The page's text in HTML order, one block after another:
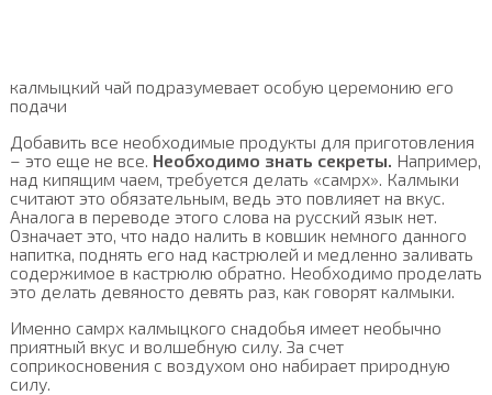
калмыцкий чай подразумевает особую церемонию его
подачи
Добавить все необходимые продукты для приготовления
– это еще не все. Необходимо знать секреты. Например,
над кипящим чаем, требуется делать «самрх». Калмыки
считают это обязательным, ведь это повлияет на вкус.
Аналога в переводе этого слова на русский язык нет.
Означает это, что надо налить в ковшик немного данного
напитка, поднять его над кастрюлей и медленно заливать
содержимое в кастрюлю обратно. Необходимо проделать
это делать девяносто девять раз, как говорят калмыки.
Именно самрх калмыцкого снадобья имеет необычно
приятный вкус и волшебную силу. За счет
соприкосновения с воздухом оно набирает природную
силу.